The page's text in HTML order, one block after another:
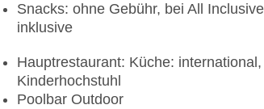
Snacks: ohne Gebühr, bei All
inklusive
Hauptrestaurant: Küche:
Kinderhochstuhl
Poolbar Outdoor